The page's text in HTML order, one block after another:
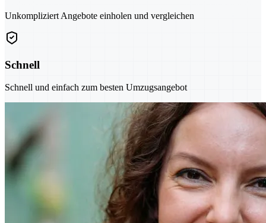
Unkompliziert Angebote einholen und vergleichen
Schnell
Schnell und einfach zum besten Umzugsangebot